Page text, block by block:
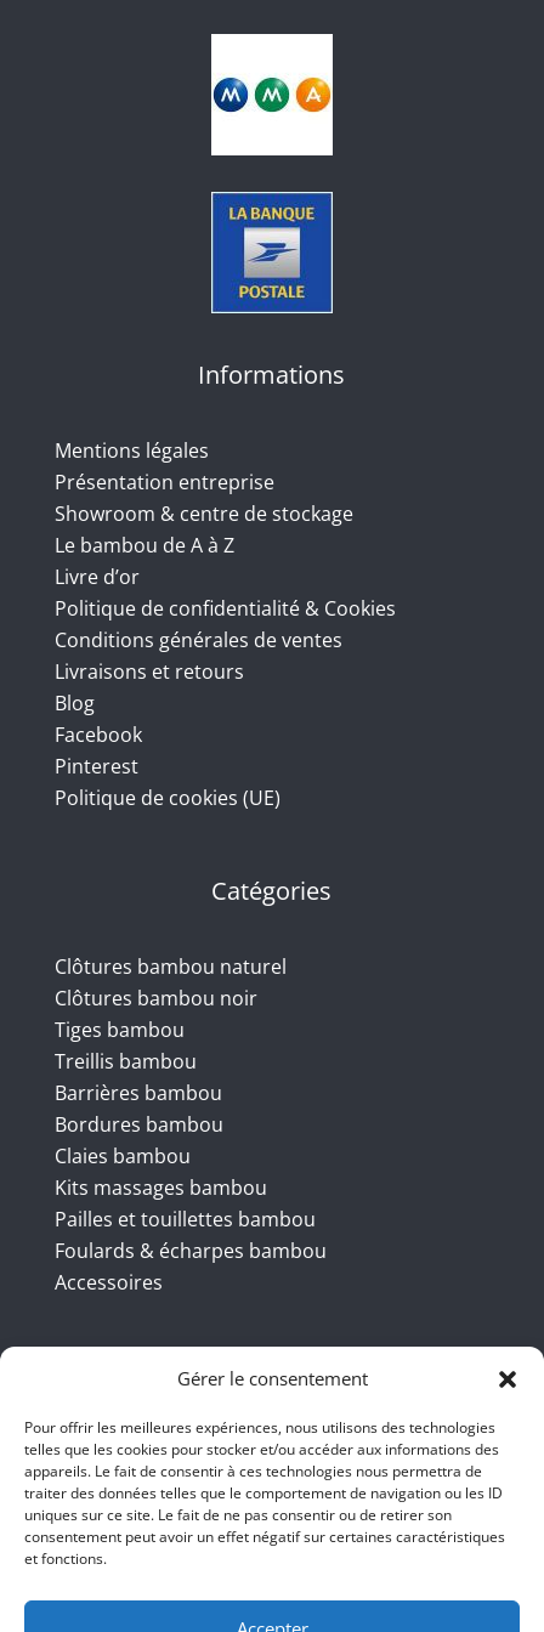
Gérer le consentement
Pour offrir les meilleures expériences, nous utilisons des technologies
telles que les cookies pour stocker et/ou accéder aux informations des
appareils. Le fait de consentir à ces technologies nous permettra de
traiter des données telles que le comportement de navigation ou les ID
uniques sur ce site. Le fait de ne pas consentir ou de retirer son
consentement peut avoir un effet négatif sur certaines caractéristiques
et fonctions.
Informations
Mentions légales
Présentation entreprise
Showroom & centre de stockage
Le bambou de A à Z
Livre d’or
Politique de confidentialité & Cookies
Conditions générales de ventes
Livraisons et retours
Blog
Facebook
Pinterest
Politique de cookies (UE)
Catégories
Clôtures bambou naturel
Clôtures bambou noir
Tiges bambou
Treillis bambou
Barrières bambou
Bordures bambou
Claies bambou
Kits massages bambou
Pailles et touillettes bambou
Foulards & écharpes bambou
Accessoires
Coordonnées
BBB INT LTD – RUE DU BAMBOU.COM
145 rue de la République 95100
Argenteuil
bienvenue@ruedubambou.com